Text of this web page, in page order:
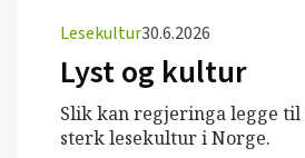
Lesekultur30.6.2026
Lyst og kultur
Slik kan regjeringa legge
sterk lesekultur i Norge.